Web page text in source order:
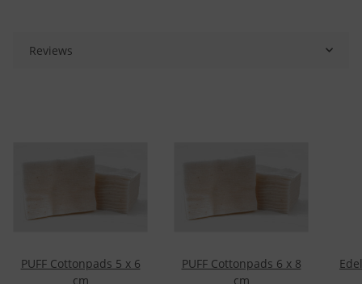
Reviews
PUFF Cottonpads 5 x 6
cm
PUFF Cottonpads 6 x 8
cm